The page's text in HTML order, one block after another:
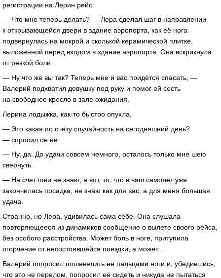
регистрации на Лерин рейс.
— Что мне теперь делать? — Лера сделал шаг в направлении
к открывающейся двери в здание аэропорта, как её нога
подвернулась на мокрой и сколькой керамической плитке,
выложенной перед входом в здание аэропорта. Она вскрикнула
от резкой боли.
— Ну что же вы так? Теперь мне и вас придётся спасать, —
Валерий подхватил девушку под руку и помог ей сесть
на свободное кресло в зале ожидания.
Лерина лодыжка, как-то быстро опухла.
— Это какая по счёту случайность на сегодняшний день?
— спросил он её.
— Ну, да. До удачи совсем немного, осталось только мне шею
свернуть.
— На счет шеи не знаю, а вот, то, что в ваш самолёт уже
закончилась посадка, не знаю как для вас, а для меня большая
удача.
Странно, но Лера, удивилась сама себе. Она слушала
повторяющееся из динамиков сообщение о вылете своего рейса,
без особого расстройства. Может боль в ноге, притупила
огорчение от несостоявшейся поездки, а может...
Валерий попросил пошевелить её пальцами ноги и, убедившись,
что это не перелом, попросил её сидеть и никуда не пытаться